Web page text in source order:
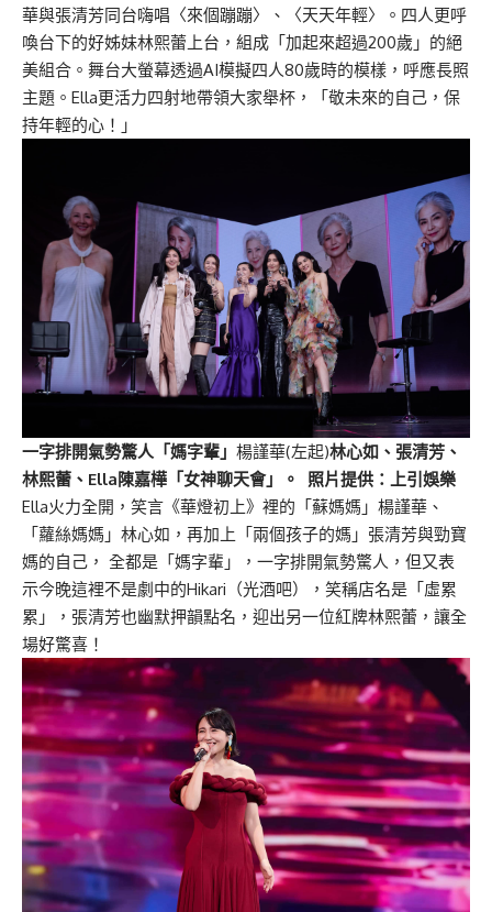
華與張清芳同台嗨唱〈來個蹦蹦〉、〈天天年輕〉。四人更呼
喚台下的好姊妹林熙蕾上台，組成「加起來超過200歲」的絕
美組合。舞台大螢幕透過AI模擬四人80歲時的模樣，呼應長照
主題。Ella更活力四射地帶領大家舉杯，「敬未來的自己，保
持年輕的心！」
一字排開氣勢驚人「媽字輩」 楊謹華(左起)林心如、張清芳、
林熙蕾、Ella陳嘉樺「女神聊天會」。 照片提供：上引娛樂
Ella火力全開，笑言《華燈初上》裡的「蘇媽媽」楊謹華、
「蘿絲媽媽」林心如，再加上「兩個孩子的媽」張清芳與勁寶
媽的自己， 全都是「媽字輩」，一字排開氣勢驚人，但又表
示今晚這裡不是劇中的Hikari（光酒吧），笑稱店名是「虛累
累」，張清芳也幽默押韻點名，迎出另一位紅牌林熙蕾，讓全
場好驚喜！